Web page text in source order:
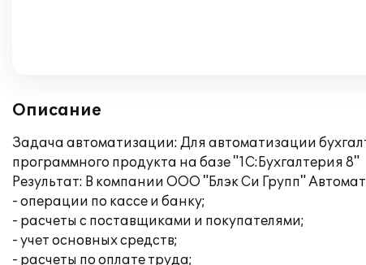
Описание
Задача автоматизации: Для автоматизации
программного продукта на базе "1С:Бухгалтерия 8"
Результат: В компании ООО "Блэк Си Групп"
- операции по кассе и банку;
- расчеты с поставщиками и покупателями;
- учет основных средств;
- расчеты по оплате труда;